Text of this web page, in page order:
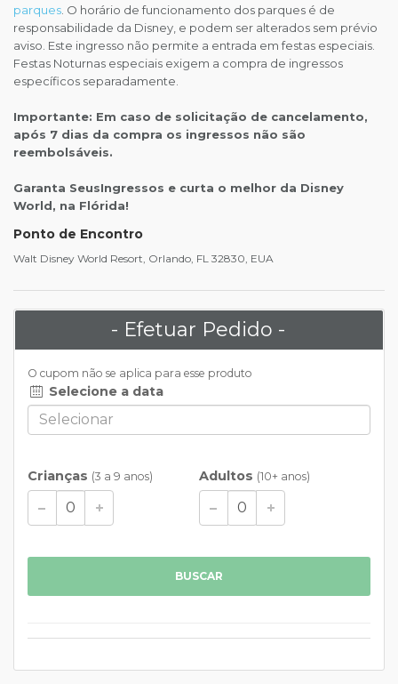
parques . O horário de funcionamento dos parques é de
responsabilidade da Disney, e podem ser alterados sem prévio
aviso. Este ingresso não permite a entrada em festas especiais.
Festas Noturnas especiais exigem a compra de ingressos
específicos separadamente.
Importante: Em caso de solicitação de cancelamento,
após 7 dias da compra os ingressos não são
reembolsáveis.
Garanta SeusIngressos e curta o melhor da Disney
World, na Flórida!
Ponto de Encontro
Walt Disney World Resort, Orlando, FL 32830, EUA
- Efetuar Pedido -
O cupom não se aplica para esse produto
Selecione a data
Crianças (3 a 9 anos) Adultos (10+ anos)
BUSCAR